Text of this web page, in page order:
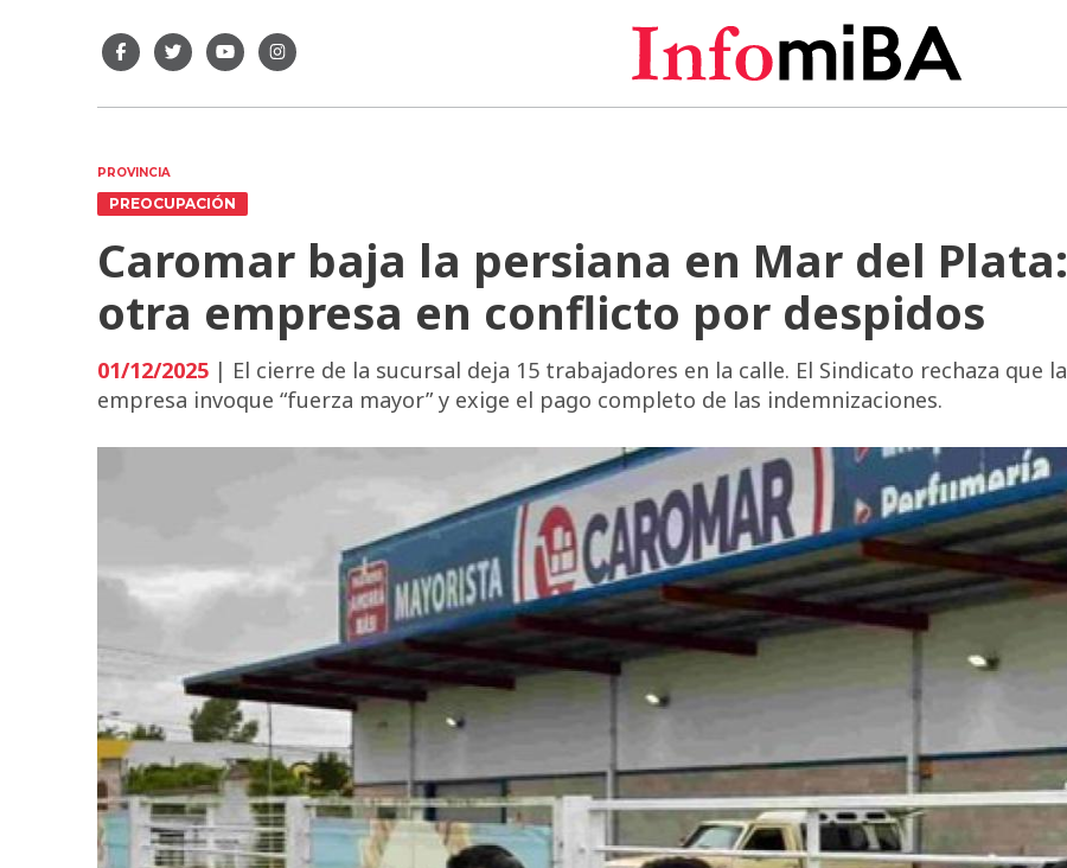
PROVINCIA
PREOCUPACIÓN
Caromar baja la persiana en Mar del Plata:
otra empresa en conflicto por despidos
01/12/2025 | El cierre de la sucursal deja 15 trabajadores en la calle. El Sindicato rechaza que la
empresa invoque “fuerza mayor” y exige el pago completo de las indemnizaciones.